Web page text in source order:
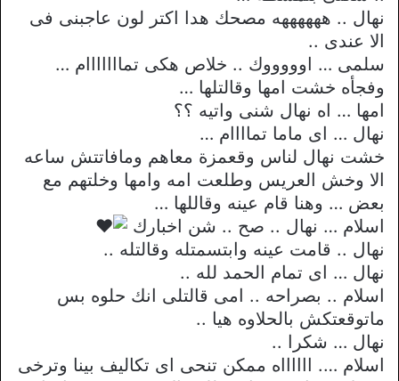
نهال .. ههههههه مصحك هدا اكتر لون عاجبنى فى
الا عندى ..
سلمى … اوووووك .. خلاص هكى تمااااااام …
وفجأه خشت امها وقالتلها …
امها … اه نهال شنى واتيه ؟؟
نهال … اى ماما تماااام …
خشت نهال لناس وقعمزة معاهم ومافاتتش ساعه
الا وخش العريس وطلعت امه وامها وخلتهم مع
بعض … وهنا قام عينه وقاللها …
اسلام … نهال .. صح .. شن اخبارك
نهال .. قامت عينه وابتسمتله وقالتله ..
نهال … اى تمام الحمد لله ..
اسلام .. بصراحه .. امى قالتلى انك حلوه بس
ماتوقعتكش بالحلاوه هيا ..
نهال … شكرا ..
اسلام …. ااااااه ممكن تنحى اى تكاليف بينا وترخى